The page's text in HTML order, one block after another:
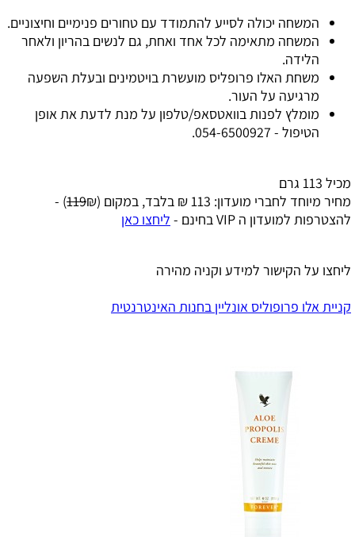
המשחה יכולה לסייע להתמודד עם טחורים פנימיים וחיצוניים.
המשחה מתאימה לכל אחד ואחת, גם לנשים בהריון ולאחר
הלידה.
משחת האלו פרופליס מועשרת בויטמינים ובעלת השפעה
מרגיעה על העור.
מומלץ לפנות בוואטסאפ/טלפון על מנת לדעת את אופן
הטיפול - 054-6500927.
מכיל 113 גרם
מחיר מיוחד לחברי מועדון: 113 ₪ בלבד, במקום (
119
₪) -
להצטרפות למועדון ה VIP בחינם -
ליחצו כאן
ליחצו על הקישור למידע וקניה מהירה
קניית אלו פרופוליס אונליין בחנות האינטרנטית